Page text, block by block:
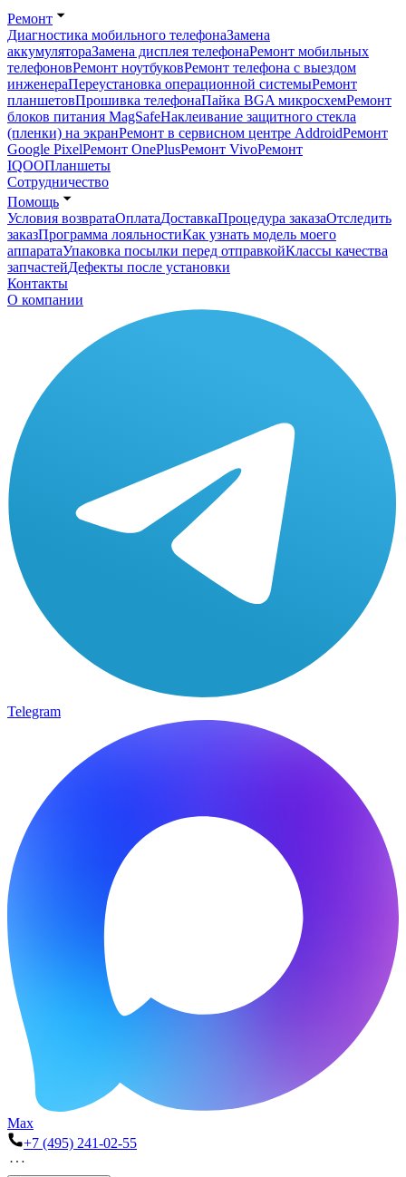
Ремонт
Диагностика мобильного телефонаЗамена
аккумулятораЗамена дисплея телефонаРемонт мобильных
телефоновРемонт ноутбуковРемонт телефона с выездом
инженераПереустановка операционной системыРемонт
планшетовПрошивка телефонаПайка BGA микросхемРемонт
блоков питания MagSafeНаклеивание защитного стекла
(пленки) на экранРемонт в сервисном центре AddroidРемонт
Google PixelРемонт OnePlusРемонт VivoРемонт
IQOOПланшеты
Сотрудничество
Помощь
Условия возвратаОплатаДоставкаПроцедура заказаОтследить
заказПрограмма лояльностиКак узнать модель моего
аппаратаУпаковка посылки перед отправкойКлассы качества
запчастейДефекты после установки
Контакты
О компании
Telegram
Max
+7 (495) 241-02-55